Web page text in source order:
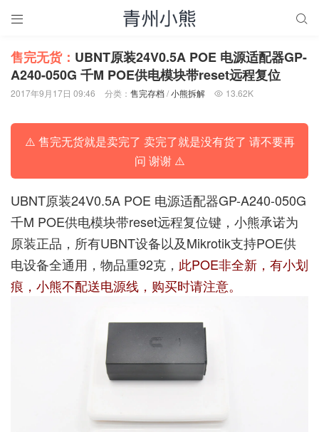
 
售完无货： UBNT原装24V0.5A POE 电源适配器GP-
A240-050G 千M POE供电模块带reset远程复位
2017年9月17日 09:46 分类： 售完存档/小熊拆解  13.62K
⚠️ 售完无货就是卖完了 卖完了就是没有货了 请不要再
问 谢谢 ⚠️
UBNT原装24V0.5A POE 电源适配器GP-A240-050G
千M POE供电模块带reset远程复位键，小熊承诺为
原装正品，所有UBNT设备以及Mikrotik支持POE供
电设备全通用，物品重92克， 此POE非全新，有小划
痕，小熊不配送电源线，购买时请注意。